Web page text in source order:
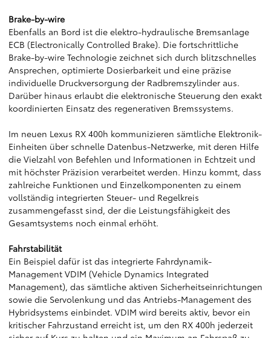
Brake-by-wire
Ebenfalls an Bord ist die elektro-hydraulische Bremsanlage
ECB (Electronically Controlled Brake). Die fortschrittliche
Brake-by-wire Technologie zeichnet sich durch blitzschnelles
Ansprechen, optimierte Dosierbarkeit und eine präzise
individuelle Druckversorgung der Radbremszylinder aus.
Darüber hinaus erlaubt die elektronische Steuerung den exakt
koordinierten Einsatz des regenerativen Bremssystems.
Im neuen Lexus RX 400h kommunizieren sämtliche Elektronik-
Einheiten über schnelle Datenbus-Netzwerke, mit deren Hilfe
die Vielzahl von Befehlen und Informationen in Echtzeit und
mit höchster Präzision verarbeitet werden. Hinzu kommt, dass
zahlreiche Funktionen und Einzelkomponenten zu einem
vollständig integrierten Steuer- und Regelkreis
zusammengefasst sind, der die Leistungsfähigkeit des
Gesamtsystems noch einmal erhöht.
Fahrstabilität
Ein Beispiel dafür ist das integrierte Fahrdynamik-
Management VDIM (Vehicle Dynamics Integrated
Management), das sämtliche aktiven Sicherheitseinrichtungen
sowie die Servolenkung und das Antriebs-Management des
Hybridsystems einbindet. VDIM wird bereits aktiv, bevor ein
kritischer Fahrzustand erreicht ist, um den RX 400h jederzeit